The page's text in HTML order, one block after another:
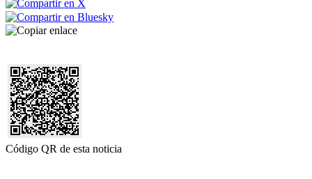
Código QR de esta noticia